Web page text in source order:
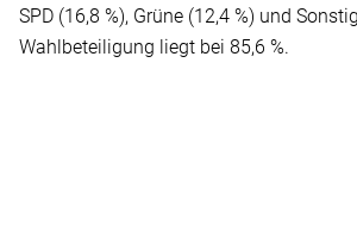
SPD (16,8 %), Grüne (12,4 %) und
Wahlbeteiligung liegt bei 85,6 %.